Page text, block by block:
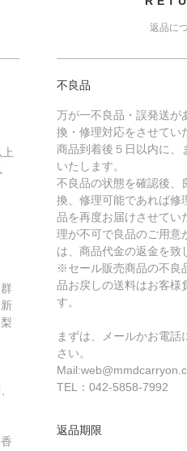
返品に
不良品
万が一不良品・誤発送が
換・修理対応をさせてい
商品到着後５日以内に、
いたします。
不良品の状態を確認後、
換、修理可能であれば修
品を再度お届けさせてい
理が不可で良品のご用意
は、商品代金の返金を致
※セール販売商品の不良
品お戻しの送料はお客様
す。
まずは、メールかお電話
さい。
TEL：042-5858-7992
返品期限